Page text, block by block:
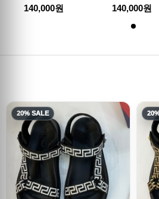
140,000원 140,000원
20% SALE